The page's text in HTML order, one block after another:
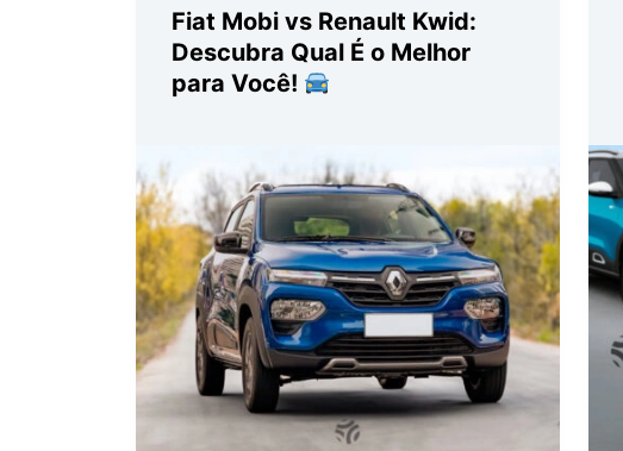
Fiat Mobi vs Renault Kwid:
Descubra Qual É o Melhor
para Você!